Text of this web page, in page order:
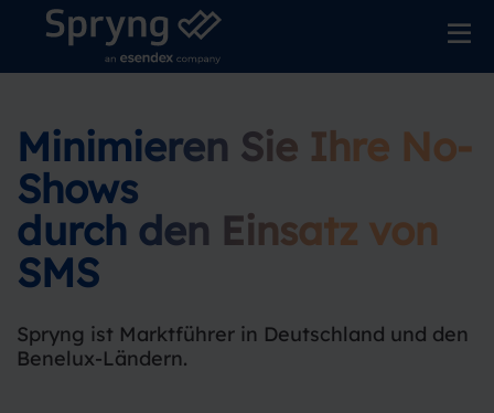
Minimieren Sie Ihre No-
Shows
durch den Einsatz von
SMS
Spryng ist Marktführer in Deutschland und den
Benelux-Ländern.